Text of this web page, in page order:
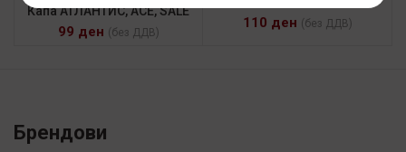
Капа АТЛАНТИС, ACE, SALE
99 ден (без ДДВ)
110 ден (без ДДВ)
Брендови